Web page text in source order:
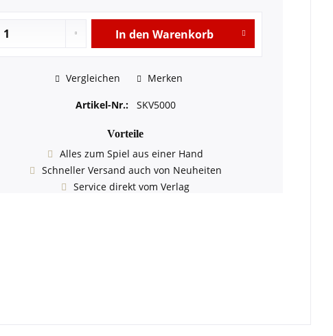
In den Warenkorb
Vergleichen Merken
Artikel-Nr.: SKV5000
Vorteile
Alles zum Spiel aus einer Hand
Schneller Versand auch von Neuheiten
Service direkt vom Verlag